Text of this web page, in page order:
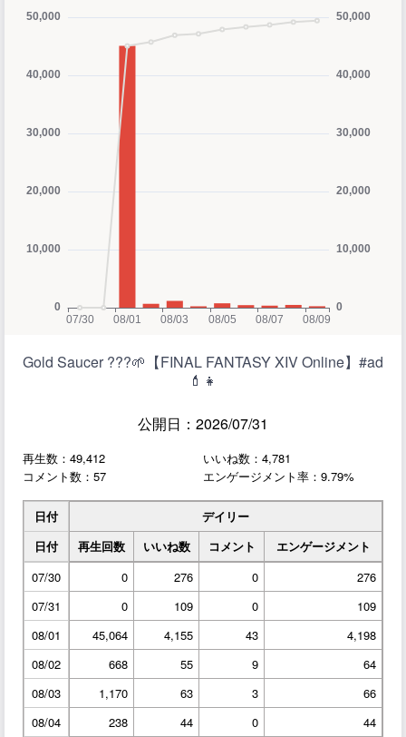
Gold Saucer ???🌱【FINAL FANTASY XIV Online】#ad
💄👧
公開日：2026/07/31
再生数：49,412
いいね数：4,781
コメント数：57
エンゲージメント率：9.79%
日付
デイリー
日付
再生回数 いいね数 コメント
エンゲージメント
07/30
0 276 0
276
07/31
0 109 0
109
08/01
45,064 4,155 43
4,198
08/02
668 55 9
64
08/03
1,170 63 3
66
08/04
238 44 0 44